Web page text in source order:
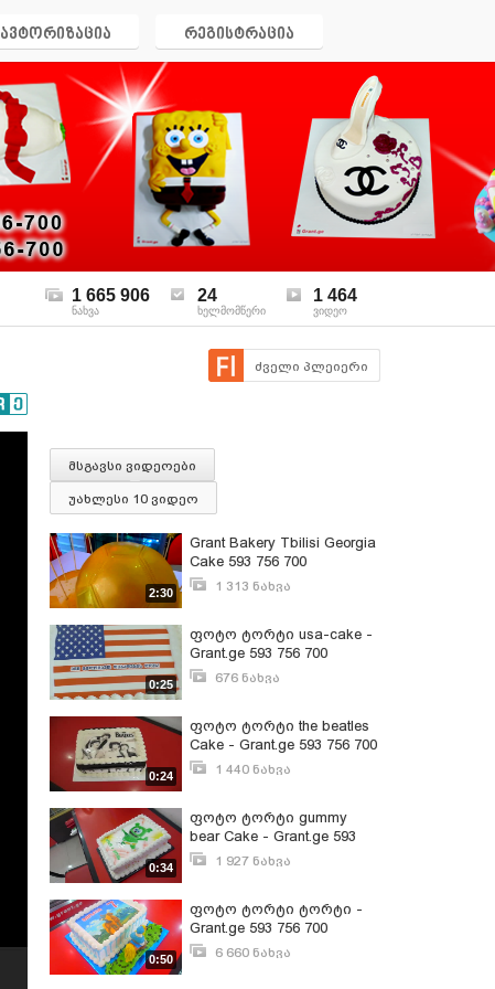
ავტორიზაცია რეგისტრაცია
1 665 906
ნახვა
24
ხელმომწერი
1 464
ვიდეო
ძველი პლეიერი
მსგავსი ვიდეოები
უახლესი 10 ვიდეო
2:30
Grant Bakery Tbilisi Georgia
Cake 593 756 700
1 313 ნახვა
0:25
ფოტო ტორტი usa-cake -
Grant.ge 593 756 700
676 ნახვა
0:24
ფოტო ტორტი the beatles
Cake - Grant.ge 593 756 700
1 440 ნახვა
0:34
ფოტო ტორტი gummy
bear Cake - Grant.ge 593
756 7001 927 ნახვა
0:50
ფოტო ტორტი ტორტი -
Grant.ge 593 756 700
6 660 ნახვა